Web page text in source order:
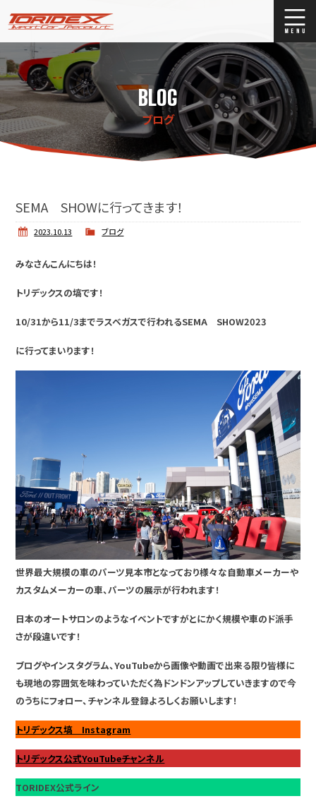
ブログ
Stock list
ストックリスト
買取
BLOG
ブログ
SEMA SHOWに行ってきます！
2023.10.13 ブログ
みなさんこんにちは！
トリデックスの塙です！
10/31から11/3までラスベガスで行われるSEMA SHOW2023
に行ってまいります！
世界最大規模の車のパーツ見本市となっており様々な自動車メーカーや
カスタムメーカーの車、パーツの展示が行われます！
日本のオートサロンのようなイベントですがとにかく規模や車のド派手
さが段違いです！
ブログやインスタグラム、YouTubeから画像や動画で出来る限り皆様に
も現地の雰囲気を味わっていただく為ドンドンアップしていきますので今
のうちにフォロー、チャンネル登録よろしくお願いします！
トリデックス塙 Instagram
トリデックス公式YouTubeチャンネル
TORIDEX公式ライン